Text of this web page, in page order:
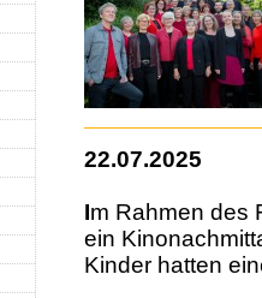
22.07.2025
Im Rahmen des
ein
Kinder hatten